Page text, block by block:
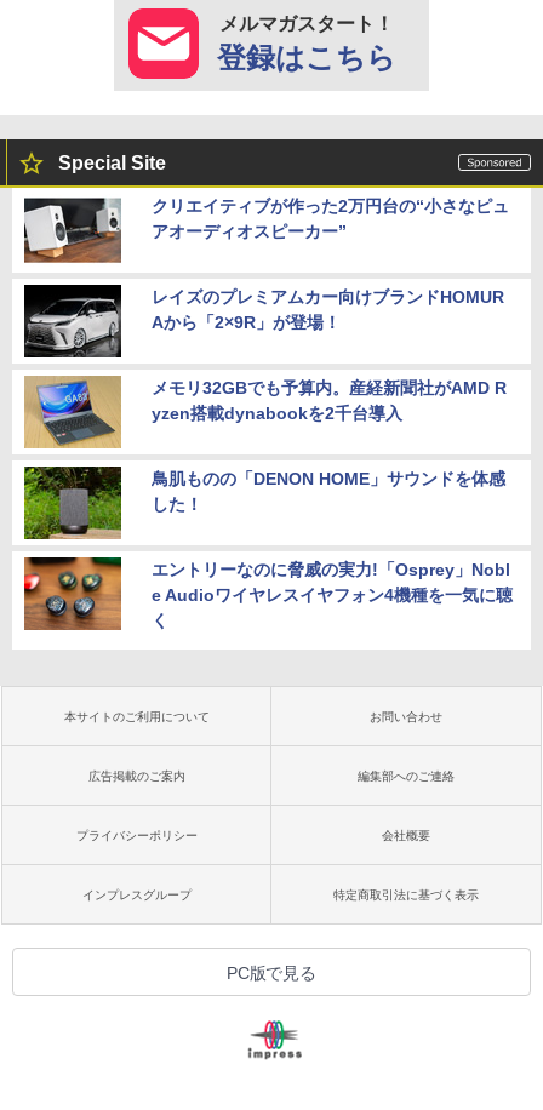
メルマガスタート！
登録はこちら
Special Site
クリエイティブが作った2万円台の“小さなピュ
アオーディオスピーカー”
レイズのプレミアムカー向けブランドHOMUR
Aから「2×9R」が登場！
メモリ32GBでも予算内。産経新聞社がAMD R
yzen搭載dynabookを2千台導入
鳥肌ものの「DENON HOME」サウンドを体感
した！
エントリーなのに脅威の実力!「Osprey」Nobl
e Audioワイヤレスイヤフォン4機種を一気に聴
く
本サイトのご利用について お問い合わせ
広告掲載のご案内 編集部へのご連絡
プライバシーポリシー 会社概要
インプレスグループ 特定商取引法に基づく表示
PC版で見る